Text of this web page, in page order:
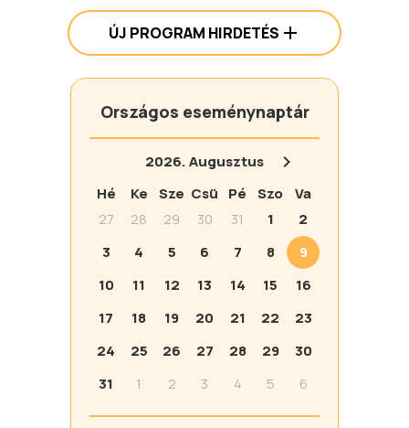
ÚJ PROGRAM HIRDETÉS
Országos eseménynaptár
2026.Augusztus
Hé
Ke Sze Csü Pé Szo
Va
27
28 29 30 31 1
2
3
4 5 6 7 8
9
10
11 12 13 14 15
16
17
18 19 20 21 22
23
24
25 26 27 28 29
30
31
1 2 3 4 5 6